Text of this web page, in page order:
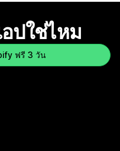
ปใช่ไหม
ฟรี 3 วัน